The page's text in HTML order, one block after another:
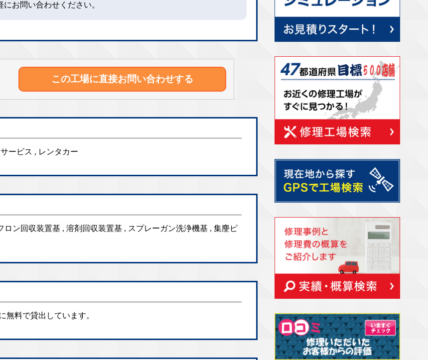
お問い合わせください。
この工場に直接お問い合わせする
ービス , レンタカー
ン回収装置基 , 溶剤回収装置基 , スプレーガン洗浄機基 , 集麈ピ
無料で貸出しています。